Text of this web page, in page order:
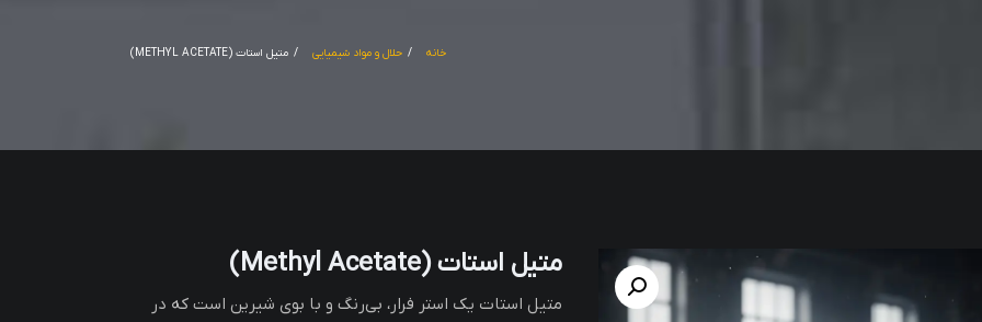
خانه حلال و مواد شیمیایی متیل استات (METHYL ACETATE)
متیل استات (Methyl Acetate)
متیل استات یک استر فرار، بی‌رنگ و با بوی شیرین است که در